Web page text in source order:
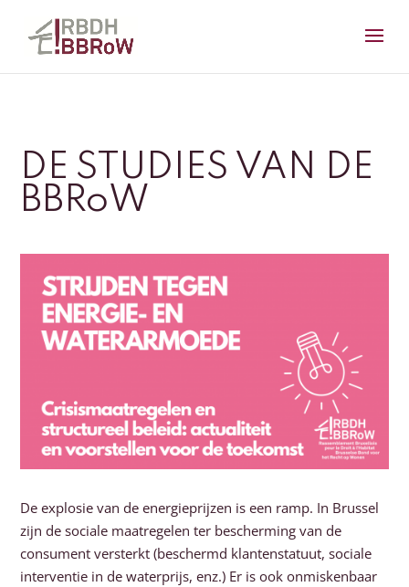
DE STUDIES VAN DE
BBRoW
De explosie van de energieprijzen is een ramp. In Brussel
zijn de sociale maatregelen ter bescherming van de
consument versterkt (beschermd klantenstatuut, sociale
interventie in de waterprijs, enz.) Er is ook onmiskenbaar